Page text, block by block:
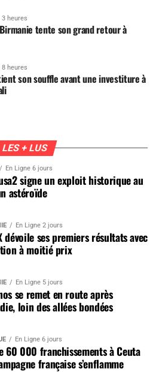
3 heures
tente son grand retour à
8 heures
son souffle avant une investiture à
LES + LUS
En Ligne 6 jours
signe un exploit historique au
astéroïde
En Ligne 2 jours
dévoile ses premiers résultats avec
à moitié prix
En Ligne 5 jours
se remet en route après
loin des allées bondées
En Ligne 6 jours
60 000 franchissements à Ceuta
française s’enflamme